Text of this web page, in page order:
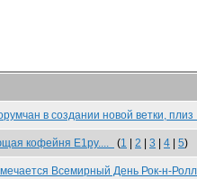
в создании новой ветки, плиз
кофейня Е1ру.... (1 2 3 4 5)
Всемирный День Рок-н-